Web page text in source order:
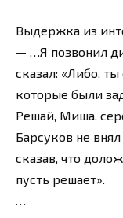
Выдержка из
— …Я позвонил
сказал: «Либо,
которые были
Решай, Миша,
Барсуков не
сказав, что
пусть решает».
…